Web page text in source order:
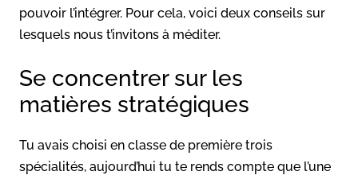
pouvoir l’intégrer. Pour cela, voici deux conseils sur
lesquels nous t’invitons à méditer.
Se concentrer sur les
matières stratégiques
Tu avais choisi en classe de première trois
spécialités, aujourd’hui tu te rends compte que l’une